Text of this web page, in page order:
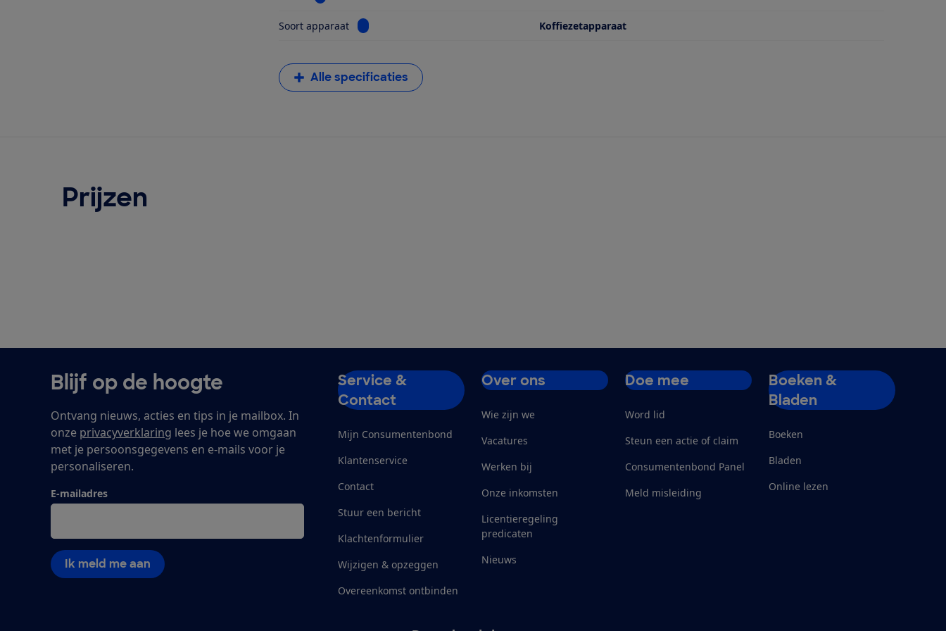
Soort apparaat Bekijk informatie voor Soort apparaat Koffiezetapparaat
Alle specificaties
Prijzen
Blijf op de hoogte
Ontvang nieuws, acties en tips in je mailbox. In
onze privacyverklaring lees je hoe we omgaan
met je persoonsgegevens en e-mails voor je
personaliseren.
E-mailadres
Ik meld me aan
Service &
Contact
Mijn Consumentenbond
Klantenservice
Contact
Stuur een bericht
Klachtenformulier
Wijzigen & opzeggen
Overeenkomst ontbinden
Over ons
Wie zijn we
Vacatures
Werken bij
Onze inkomsten
Licentieregeling
predicaten
Nieuws
Doe mee
Word lid
Steun een actie of claim
Consumentenbond Panel
Meld misleiding
Boeken &
Bladen
Boeken
Bladen
Online lezen